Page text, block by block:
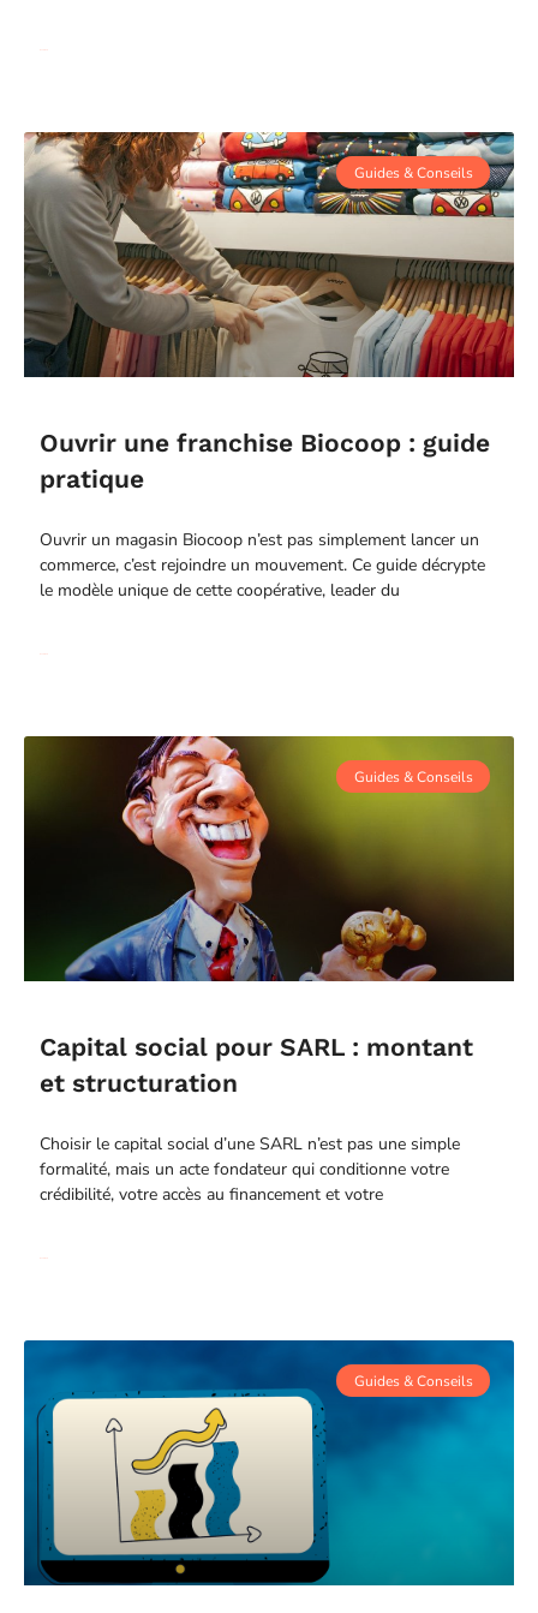
Guides & Conseils
Ouvrir une franchise Biocoop : guide
pratique
Ouvrir un magasin Biocoop n’est pas simplement lancer un
commerce, c’est rejoindre un mouvement. Ce guide décrypte
le modèle unique de cette coopérative, leader du
Guides & Conseils
Capital social pour SARL : montant
et structuration
Choisir le capital social d’une SARL n’est pas une simple
formalité, mais un acte fondateur qui conditionne votre
crédibilité, votre accès au financement et votre
Guides & Conseils